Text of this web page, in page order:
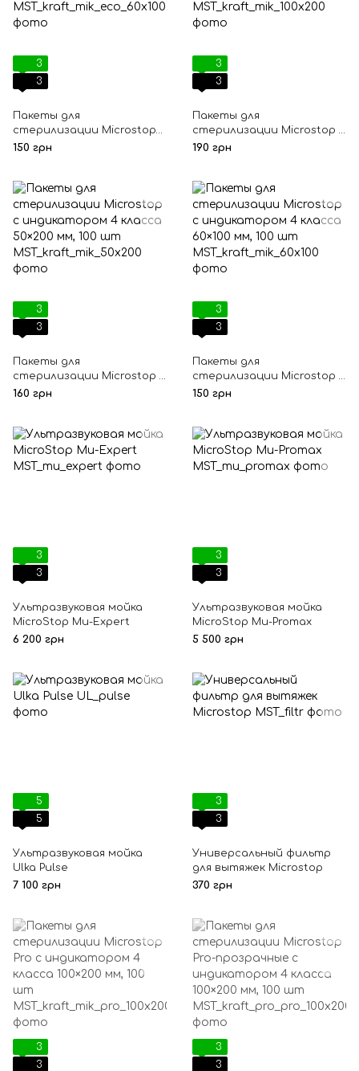
3
3
Пакеты для
стерилизации Microstop
Еco с индикатором 4
150 грн
3
3
Пакеты для
стерилизации Microstop с
индикатором 4 класса
190 грн
3
3
Пакеты для
стерилизации Microstop с
индикатором 4 класса
160 грн
3
3
Пакеты для
стерилизации Microstop с
индикатором 4 класса
150 грн
3
3
Ультразвуковая мойка
MicroStop Mu-Expert
6 200 грн
3
3
Ультразвуковая мойка
MicroStop Mu-Promax
5 500 грн
5
5
Ультразвуковая мойка
Ulka Pulse
7 100 грн
3
3
Универсальный фильтр
для вытяжек Microstop
370 грн
3
3
3
3